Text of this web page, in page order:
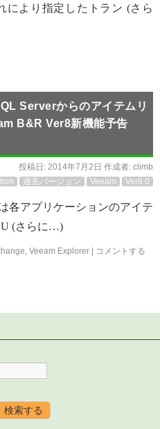
により指定したトラン (さら
Serverからのアイテムリ
B&R Ver8新機能予告
投稿日: 2014年7月2日 作成者: climb
過去バージョン Veeam Ver8.0
各アプリケーションのアイテ
U (さらに…)
, Veeam Explorer コメントする